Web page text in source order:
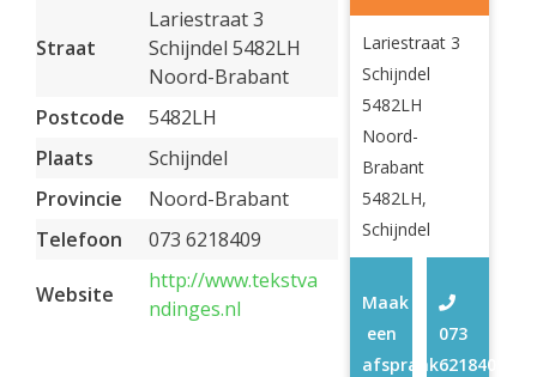
Straat
Lariestraat 3
Schijndel 5482LH
Noord-Brabant
Postcode
5482LH
Plaats
Schijndel
Provincie
Noord-Brabant
Telefoon
073 6218409
Website
http://www.tekstva
ndinges.nl
Lariestraat 3
Schijndel
5482LH
Noord-
Brabant
5482LH,
Schijndel
073
6218409
Maak
een
afspraak